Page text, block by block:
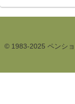
© 1983-2025 ペンシ